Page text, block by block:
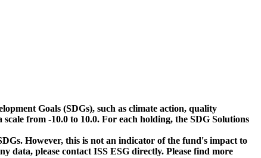
Goals (SDGs), such as climate action, quality
from -10.0 to 10.0. For each holding, the SDG Solutions
However, this is not an indicator of the fund's impact to
data, please contact ISS ESG directly. Please find more